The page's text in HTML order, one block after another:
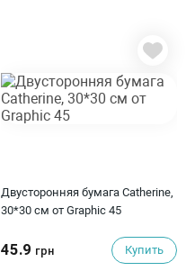
Двусторонняя бумага Catherine,
30*30 см от Graphic 45
45.9 грн Купить